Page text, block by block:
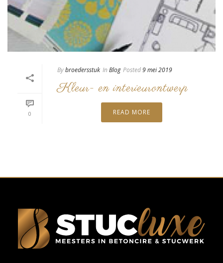
0
Bybroedersstuk In Blog Posted9 mei 2019
Kleur- en interieurontwerp
READ MORE